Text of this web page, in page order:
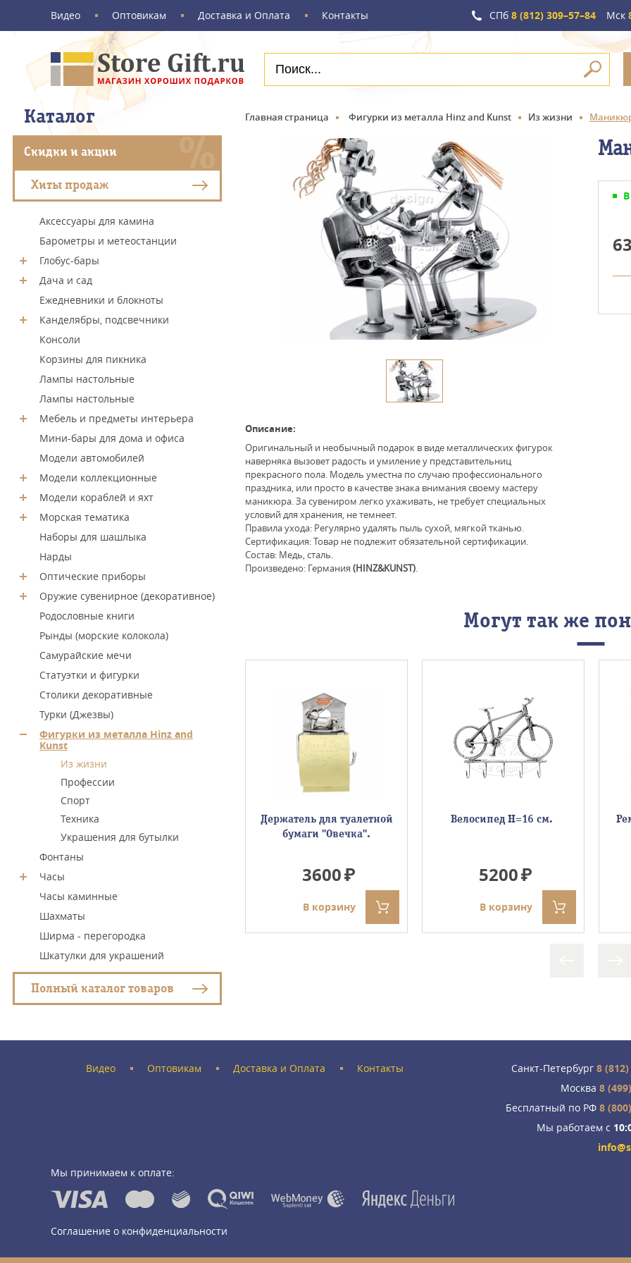
Видео Оптовикам Доставка и Оплата Контакты СПб 8 (812) 309–57–84 Мск
Каталог
Скидки и акции
Хиты продаж
Аксессуары для камина
Барометры и метеостанции
Глобус-бары
Дача и сад
Ежедневники и блокноты
Канделябры, подсвечники
Консоли
Корзины для пикника
Лампы настольные
Лампы настольные
Мебель и предметы интерьера
Мини-бары для дома и офиса
Модели автомобилей
Модели коллекционные
Модели кораблей и яхт
Морская тематика
Наборы для шашлыка
Нарды
Оптические приборы
Оружие сувенирное (декоративное)
Родословные книги
Рынды (морские колокола)
Самурайские мечи
Статуэтки и фигурки
Столики декоративные
Турки (Джезвы)
Фигурки из металла Hinz and
Kunst
Из жизни
Профессии
Спорт
Техника
Украшения для бутылки
Фонтаны
Часы
Часы каминные
Шахматы
Ширма - перегородка
Шкатулки для украшений
Полный каталог товаров
Главная страница Фигурки из металла Hinz and Kunst Из жизни
Описание:
Оригинальный и необычный подарок в виде металлических фигурок
наверняка вызовет радость и умиление у представительниц
прекрасного пола. Модель уместна по случаю профессионального
праздника, или просто в качестве знака внимания своему мастеру
маникюра. За сувениром легко ухаживать, не требует специальных
условий для хранения, не темнеет.
Правила ухода: Регулярно удалять пыль сухой, мягкой тканью.
Сертификация: Товар не подлежит обязательной сертификации.
Состав: Медь, сталь.
Произведено: Германия (HINZ&KUNST).
Могут так же
Держатель для туалетной
бумаги ''Овечка''.
3600
В корзину
Велосипед H=16 см.
5200
В корзину
Видео Оптовикам Доставка и Оплата Контакты Санкт-Петербург 8 (812)
Москва 8
Бесплатный по РФ 8
Мы работаем с
Мы принимаем к оплате:
Соглашение о конфиденциальности